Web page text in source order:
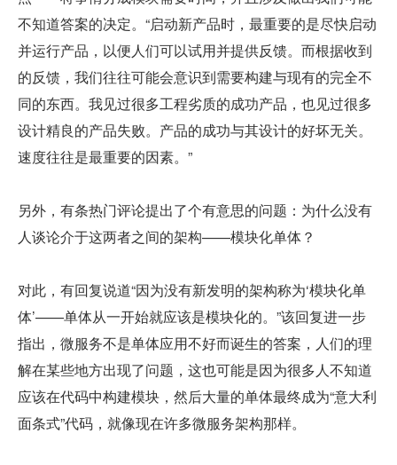
不知道答案的决定。“启动新产品时，最重要的是尽快启动
并运行产品，以便人们可以试用并提供反馈。而根据收到
的反馈，我们往往可能会意识到需要构建与现有的完全不
同的东西。我见过很多工程劣质的成功产品，也见过很多
设计精良的产品失败。产品的成功与其设计的好坏无关。
速度往往是最重要的因素。”
另外，有条热门评论提出了个有意思的问题：为什么没有
人谈论介于这两者之间的架构——模块化单体？
对此，有回复说道“因为没有新发明的架构称为‘模块化单
体’——单体从一开始就应该是模块化的。”该回复进一步
指出，微服务不是单体应用不好而诞生的答案，人们的理
解在某些地方出现了问题，这也可能是因为很多人不知道
应该在代码中构建模块，然后大量的单体最终成为“意大利
面条式”代码，就像现在许多微服务架构那样。